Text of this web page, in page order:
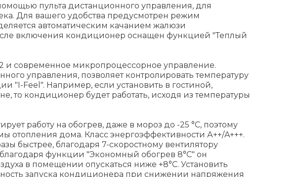
пульта дистанционного управления, для
Для вашего удобства предусмотрен режим
автоматическим качанием жалюзи
включения кондиционер оснащен функцией "Теплый
и современное микропроцессорное управление.
управления, позволяет контролировать температуру
"I-Feel". Например, если установить в гостиной,
то кондиционер будет работать, исходя из температуры
работу на обогрев, даже в мороз до -25 °С, поэтому
дома. Класс энергоэффективности А++/A+++.
быстрее, благодаря 7-скоростному вентилятору
функции "Экономный обогрев 8°С" он
в помещении опускаться ниже +8°С. Установить
запуска кондиционера при снижении напряжения